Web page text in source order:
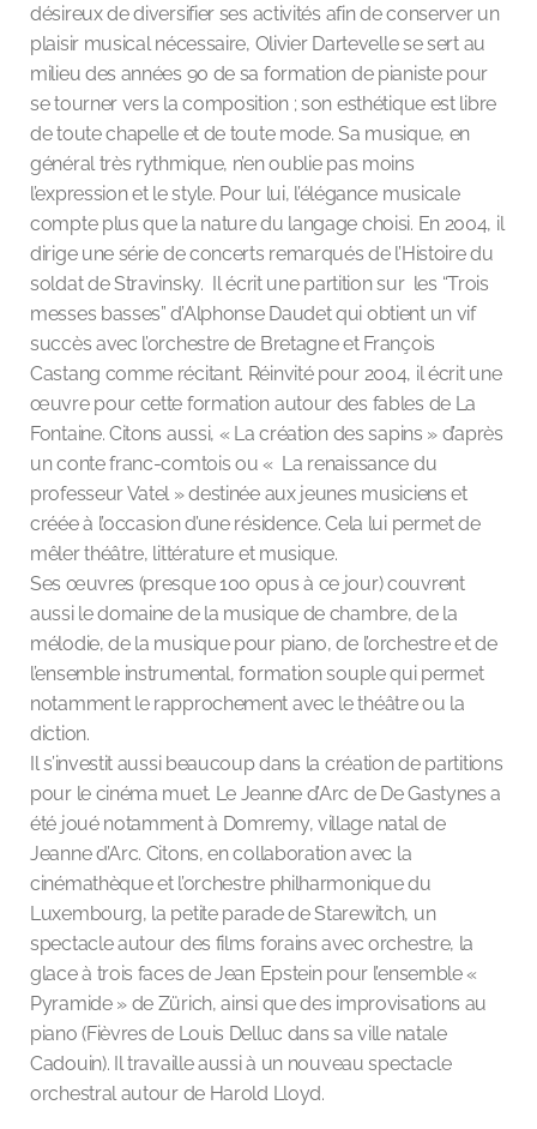
désireux de diversifier ses activités afin de conserver un
plaisir musical nécessaire, Olivier Dartevelle se sert au
milieu des années 90 de sa formation de pianiste pour
se tourner vers la composition ; son esthétique est libre
de toute chapelle et de toute mode. Sa musique, en
général très rythmique, n’en oublie pas moins
l’expression et le style. Pour lui, l’élégance musicale
compte plus que la nature du langage choisi. En 2004, il
dirige une série de concerts remarqués de l’Histoire du
soldat de Stravinsky. Il écrit une partition sur les “Trois
messes basses” d’Alphonse Daudet qui obtient un vif
succès avec l’orchestre de Bretagne et François
Castang comme récitant. Réinvité pour 2004, il écrit une
œuvre pour cette formation autour des fables de La
Fontaine. Citons aussi, « La création des sapins » d’après
un conte franc-comtois ou « La renaissance du
professeur Vatel » destinée aux jeunes musiciens et
créée à l’occasion d’une résidence. Cela lui permet de
mêler théâtre, littérature et musique.
Ses œuvres (presque 100 opus à ce jour) couvrent
aussi le domaine de la musique de chambre, de la
mélodie, de la musique pour piano, de l’orchestre et de
l’ensemble instrumental, formation souple qui permet
notamment le rapprochement avec le théâtre ou la
diction.
Il s’investit aussi beaucoup dans la création de partitions
pour le cinéma muet. Le Jeanne d’Arc de De Gastynes a
été joué notamment à Domremy, village natal de
Jeanne d’Arc. Citons, en collaboration avec la
cinémathèque et l’orchestre philharmonique du
Luxembourg, la petite parade de Starewitch, un
spectacle autour des films forains avec orchestre, la
glace à trois faces de Jean Epstein pour l’ensemble «
Pyramide » de Zürich, ainsi que des improvisations au
piano (Fièvres de Louis Delluc dans sa ville natale
Cadouin). Il travaille aussi à un nouveau spectacle
orchestral autour de Harold Lloyd.